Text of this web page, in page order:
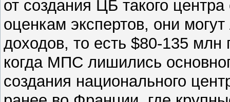
от создания ЦБ такого
оценкам экспертов, они
доходов, то есть $80-135
когда МПС лишились
создания национального